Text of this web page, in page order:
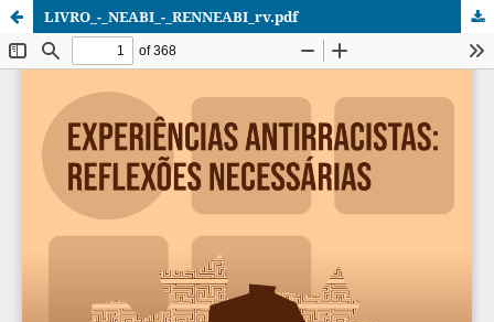
LIVRO_-_NEABI_-_RENNEABI_rv.pdf